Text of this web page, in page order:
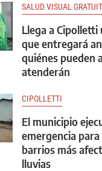
SALUD VISUAL
Llega a
que entregará
quiénes pueden
atenderán
CIPOLLETTI
El municipio
emergencia
barrios más
lluvias